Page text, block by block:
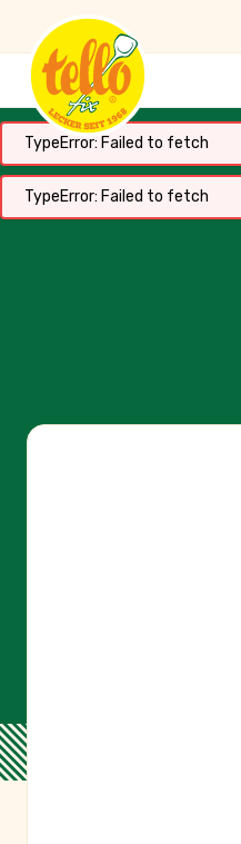
TypeError: Failed to fetch
TypeError: Failed to fetch